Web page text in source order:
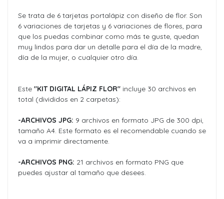
Se trata de 6 tarjetas portalápiz con diseño de flor. Son
6 variaciones de tarjetas y 6 variaciones de flores, para
que los puedas combinar como más te guste, quedan
muy lindos para dar un detalle para el día de la madre,
día de la mujer, o cualquier otro día.
Este "KIT DIGITAL LÁPIZ FLOR" incluye 30 archivos en
total (divididos en 2 carpetas):
-ARCHIVOS JPG: 9 archivos en formato JPG de 300 dpi,
tamaño A4. Este formato es el recomendable cuando se
va a imprimir directamente.
-ARCHIVOS PNG: 21 archivos en formato PNG que
puedes ajustar al tamaño que desees.